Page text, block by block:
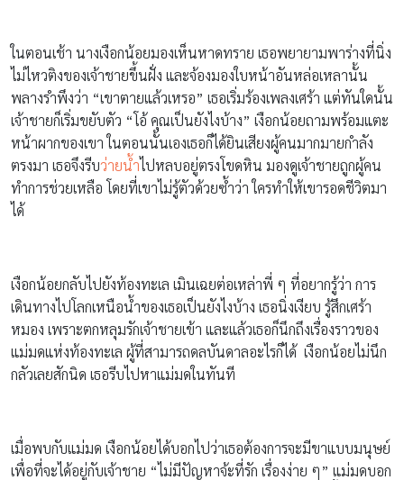
ในตอนเช้า นางเงือกน้อยมองเห็นหาดทราย เธอพยายามพาร่างที่นิ่ง
ไม่ไหวติงของเจ้าชายขึ้นฝั่ง และจ้องมองใบหน้าอันหล่อเหลานั้น
พลางรำพึงว่า “เขาตายแล้วเหรอ” เธอเริ่มร้องเพลงเศร้า แต่ทันใดนั้น
เจ้าชายก็เริ่มขยับตัว “โอ้ คุณเป็นยังไงบ้าง” เงือกน้อยถามพร้อมแตะ
หน้าผากของเขา ในตอนนั้นเองเธอก็ได้ยินเสียงผู้คนมากมายกำลัง
ตรงมา เธอจึงรีบว่ายน้ำไปหลบอยู่ตรงโขดหิน มองดูเจ้าชายถูกผู้คน
ทำการช่วยเหลือ โดยที่เขาไม่รู้ตัวด้วยซ้ำว่า ใครทำให้เขารอดชีวิตมา
ได้
เงือกน้อยกลับไปยังท้องทะเล เมินเฉยต่อเหล่าพี่ ๆ ที่อยากรู้ว่า การ
เดินทางไปโลกเหนือน้ำของเธอเป็นยังไงบ้าง เธอนิ่งเงียบ รู้สึกเศร้า
หมอง เพราะตกหลุมรักเจ้าชายเข้า และแล้วเธอก็นึกถึงเรื่องราวของ
แม่มดแห่งท้องทะเล ผู้ที่สามารถดลบันดาลอะไรก็ได้ เงือกน้อยไม่นึก
กลัวเลยสักนิด เธอรีบไปหาแม่มดในทันที
เมื่อพบกับแม่มด เงือกน้อยได้บอกไปว่าเธอต้องการจะมีขาแบบมนุษย์
เพื่อที่จะได้อยู่กับเจ้าชาย “ไม่มีปัญหาจ้ะที่รัก เรื่องง่าย ๆ” แม่มดบอก